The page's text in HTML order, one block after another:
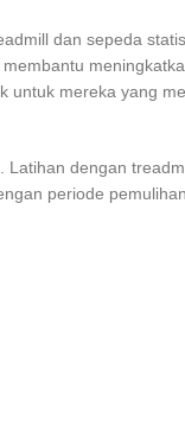
dan sepeda
untuk mereka yang
dengan
periode